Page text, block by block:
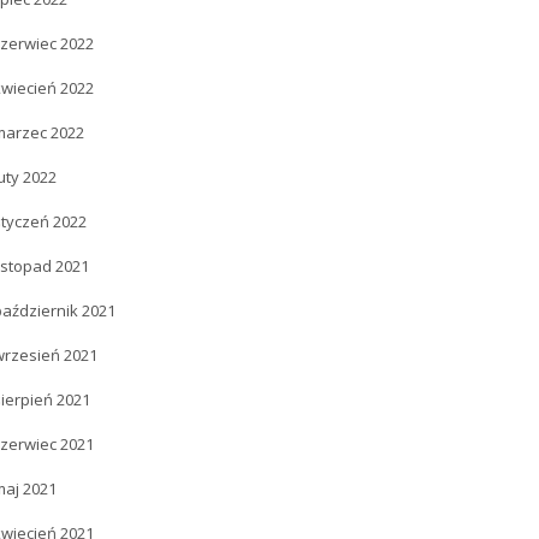
2022
2022
2022
2022
2022
2021
2021
2021
2021
2021
2021
2021